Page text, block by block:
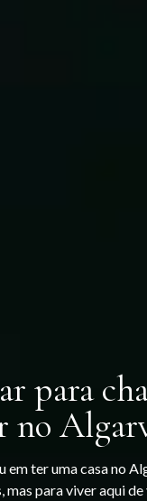
para
no
em ter uma casa no
mas para viver aqui